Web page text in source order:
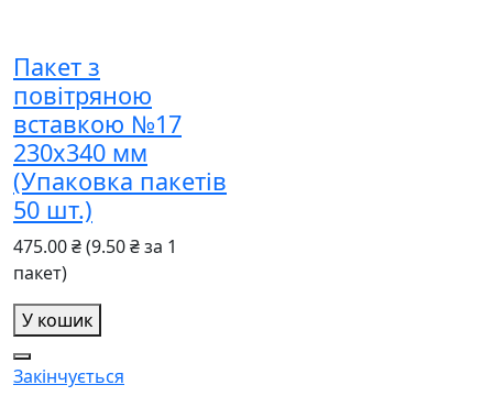
Пакет з
повітряною
вставкою №17
230x340 мм
(Упаковка пакетів
50 шт.)
475.00 ₴(9.50 ₴ за 1
пакет)
У кошик
Закінчується